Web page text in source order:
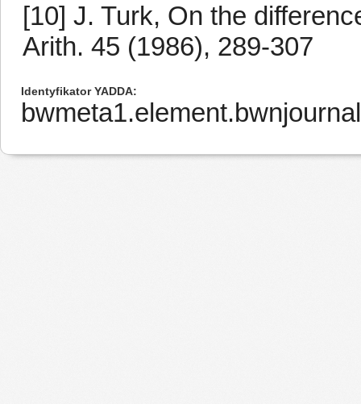
[10] J. Turk, On the
Arith. 45 (1986), 289-307
Identyfikator YADDA